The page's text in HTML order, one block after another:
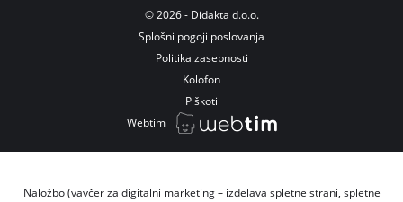
© 2026 - Didakta d.o.o.
Splošni pogoji poslovanja
Politika zasebnosti
Kolofon
Piškoti
Webtim
Naložbo (vavčer za digitalni marketing – izdelava spletne strani, spletne